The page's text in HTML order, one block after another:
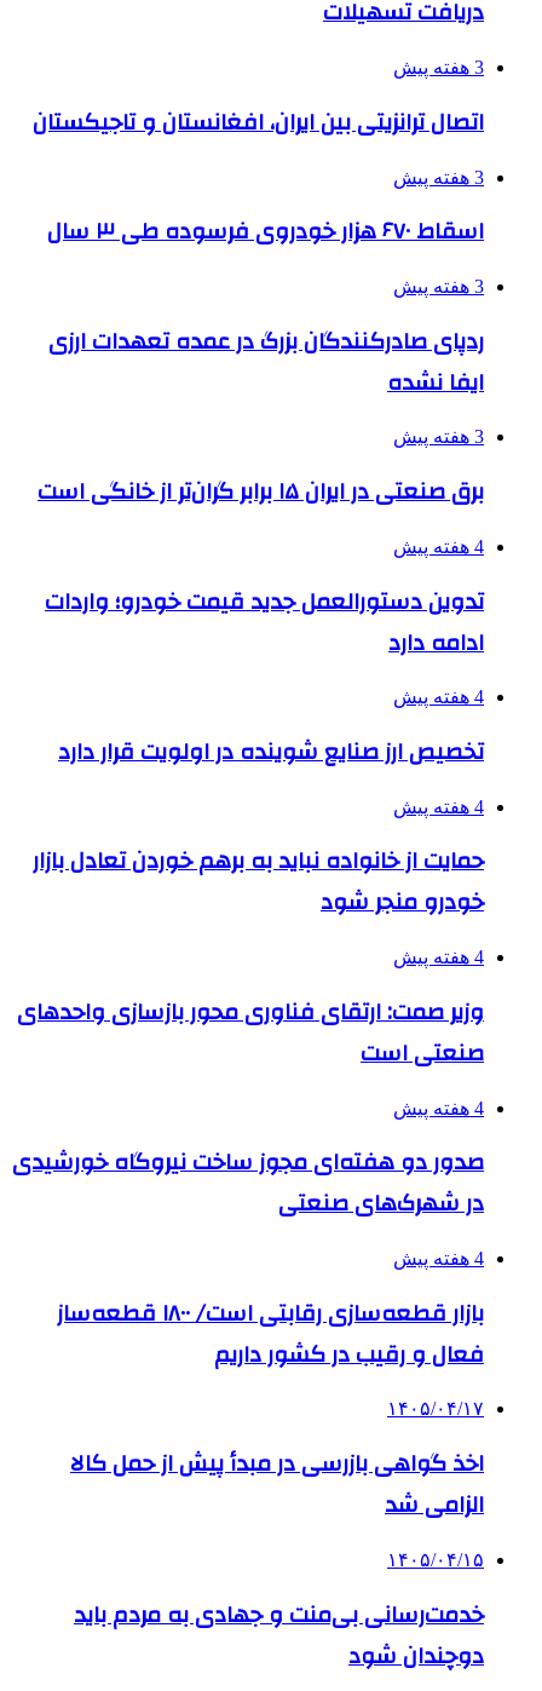
دریافت تسهیلات
3 هفته پیش
اتصال ترانزیتی بین ایران، افغانستان و تاجیکستان
3 هفته پیش
اسقاط ۶۷۰ هزار خودروی فرسوده طی ۳ سال
3 هفته پیش
ردپای صادرکنندگان بزرگ در عمده تعهدات ارزی
ایفا نشده
3 هفته پیش
برق صنعتی در ایران ۱۵ برابر گران‌تر از خانگی است
4 هفته پیش
تدوین دستورالعمل جدید قیمت خودرو؛ واردات
ادامه دارد
4 هفته پیش
تخصیص ارز صنایع شوینده در اولویت قرار دارد
4 هفته پیش
حمایت از خانواده نباید به برهم خوردن تعادل بازار
خودرو منجر شود
4 هفته پیش
وزیر صمت: ارتقای فناوری محور بازسازی واحدهای
صنعتی است
4 هفته پیش
صدور دو هفته‌ای مجوز ساخت نیروگاه خورشیدی
در شهرک‌های صنعتی
4 هفته پیش
بازار قطعه‌سازی رقابتی است/ ۱۸۰۰ قطعه‌ساز
فعال و رقیب در کشور داریم
۱۴۰۵/۰۴/۱۷
اخذ گواهی بازرسی در مبدأ پیش از حمل کالا
الزامی شد
۱۴۰۵/۰۴/۱۵
خدمت‌رسانی بی‌منت و جهادی به مردم باید
دوچندان شود